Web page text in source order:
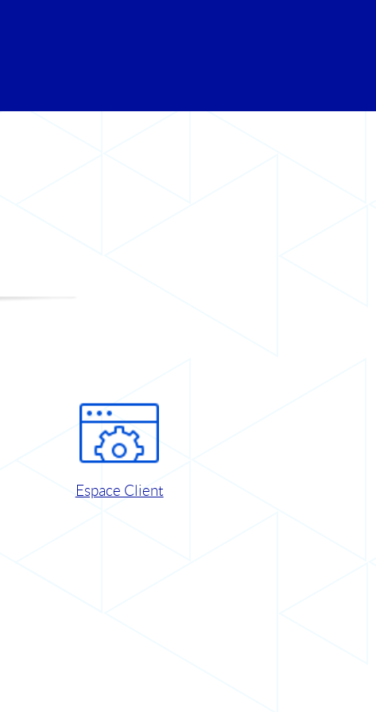
Espace Client